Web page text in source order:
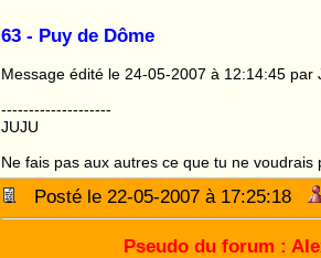
63 - Puy de Dôme
Message édité le 24-05-2007 à 12:14:45 par
--------------------
JUJU
Ne fais pas aux autres ce que tu ne voudrais
Posté le 22-05-2007 à 17:25:18
Pseudo du forum :